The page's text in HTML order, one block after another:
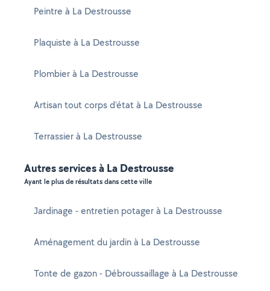
Peintre à La Destrousse
Plaquiste à La Destrousse
Plombier à La Destrousse
Artisan tout corps d'état à La Destrousse
Terrassier à La Destrousse
Autres services à La Destrousse
Ayant le plus de résultats dans cette ville
Jardinage - entretien potager à La Destrousse
Aménagement du jardin à La Destrousse
Tonte de gazon - Débroussaillage à La Destrousse